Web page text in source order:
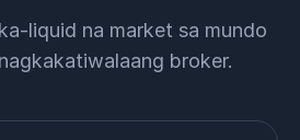
liquid na market sa mundo
broker.